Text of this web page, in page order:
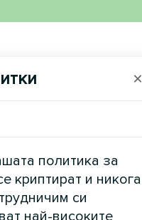
×
политика за
криптират и никога
си
най-високите